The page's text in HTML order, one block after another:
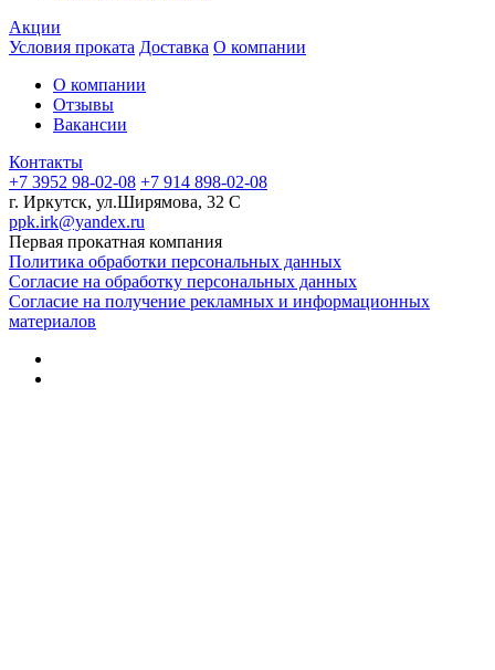
Акции
Условия проката Доставка О компании
О компании
Отзывы
Вакансии
Контакты
+7 3952 98-02-08 +7 914 898-02-08
г. Иркутск, ул.Ширямова, 32 С
ppk.irk@yandex.ru
Первая прокатная компания
Политика обработки персональных данных
Согласие на обработку персональных данных
Согласие на получение рекламных и информационных
материалов